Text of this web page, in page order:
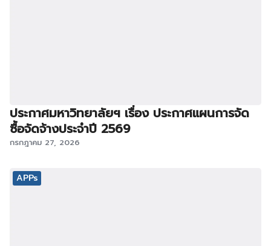
ประกาศมหาวิทยาลัยฯ เรื่อง ประกาศแผนการจัด
ซื้อจัดจ้างประจำปี 2569
กรกฎาคม 27, 2026
APPs